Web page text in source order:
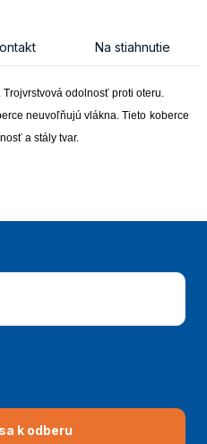
Na stiahnutie
odolnosť proti oteru.
neuvoľňujú vlákna. Tieto koberce
a stály tvar.
k odberu